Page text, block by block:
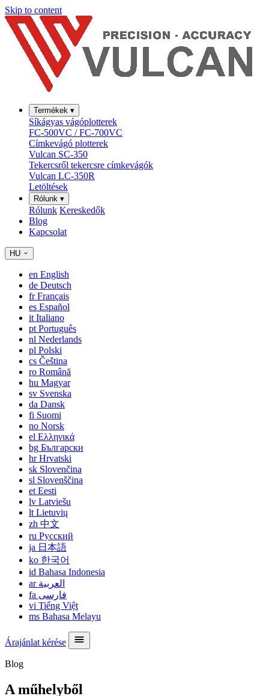
Skip to content
Termékek ▾
Síkágyas vágóplotterek
FC-500VC / FC-700VC
Címkevágó plotterek
Vulcan SC-350
Tekercsről tekercsre címkevágók
Vulcan LC-350R
Letöltések
Rólunk ▾
Rólunk Kereskedők
Blog
Kapcsolat
HU
en English
de Deutsch
frFrançais
es Español
it Italiano
pt Português
nl Nederlands
pl Polski
cs Čeština
ro Română
hu Magyar
sv Svenska
da Dansk
fi Suomi
no Norsk
el Ελληνικά
bg Български
hrHrvatski
sk Slovenčina
sl Slovenščina
et Eesti
lv Latviešu
lt Lietuvių
zh 中文
ru Русский
ja 日本語
ko 한국어
id Bahasa Indonesia
ar العربية
fa فارسی
vi Tiếng Việt
ms Bahasa Melayu
Árajánlat kérése
Blog
A műhelyből